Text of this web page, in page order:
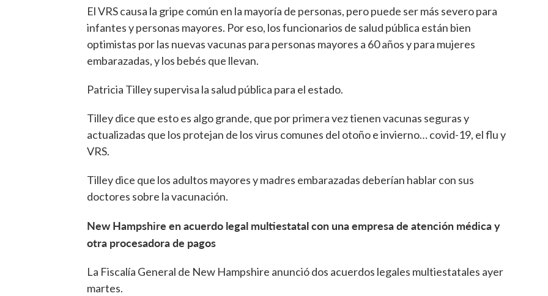
El VRS causa la gripe común en la mayoría de personas, pero puede ser más severo para
infantes y personas mayores. Por eso, los funcionarios de salud pública están bien
optimistas por las nuevas vacunas para personas mayores a 60 años y para mujeres
embarazadas, y los bebés que llevan.
Patricia Tilley supervisa la salud pública para el estado.
Tilley dice que esto es algo grande, que por primera vez tienen vacunas seguras y
actualizadas que los protejan de los virus comunes del otoño e invierno… covid-19, el flu y
VRS.
Tilley dice que los adultos mayores y madres embarazadas deberían hablar con sus
doctores sobre la vacunación.
New Hampshire en acuerdo legal multiestatal con una empresa de atención médica y
otra procesadora de pagos
La Fiscalía General de New Hampshire anunció dos acuerdos legales multiestatales ayer
martes.